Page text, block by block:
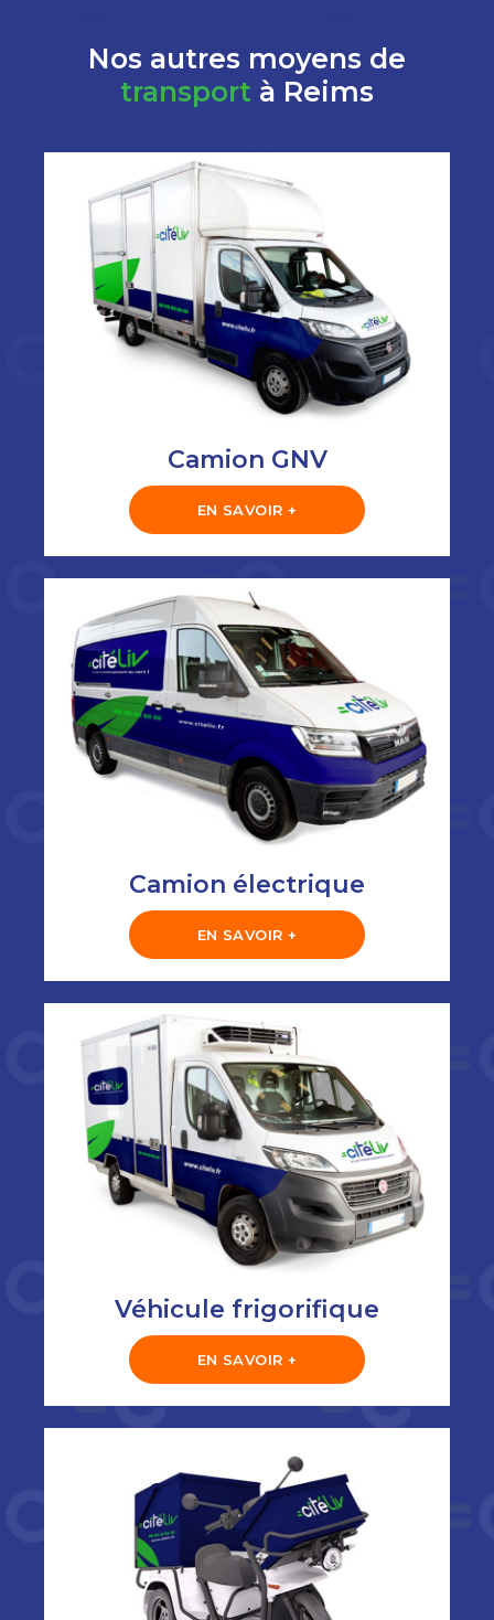
Nos autres moyens de
transport à Reims
Camion GNV
EN SAVOIR +
Camion électrique
EN SAVOIR +
Véhicule frigorifique
EN SAVOIR +